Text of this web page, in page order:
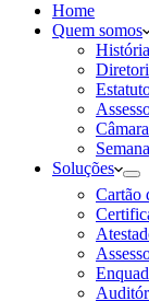
Home
Quem somos
História
Soluções
Cartão